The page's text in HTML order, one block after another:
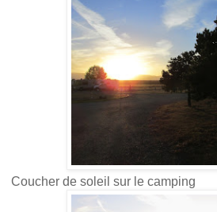
Coucher de soleil sur le camping